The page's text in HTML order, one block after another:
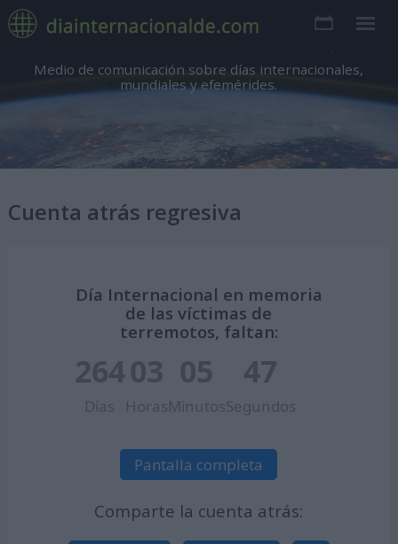
Medio de comunicación sobre días internacionales,
mundiales y efemérides.
Cuenta atrás regresiva
Día Internacional en memoria
de las víctimas de
terremotos, faltan:
264
Días
03
Horas
05
Minutos
46
Segundos
Pantalla completa
Comparte la cuenta atrás: